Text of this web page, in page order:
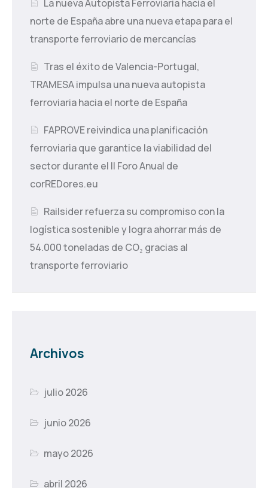
La nueva Autopista Ferroviaria hacia el
norte de España abre una nueva etapa para el
transporte ferroviario de mercancías
Tras el éxito de Valencia-Portugal,
TRAMESA impulsa una nueva autopista
ferroviaria hacia el norte de España
FAPROVE reivindica una planificación
ferroviaria que garantice la viabilidad del
sector durante el II Foro Anual de
corREDores.eu
Railsider refuerza su compromiso con la
logística sostenible y logra ahorrar más de
54.000 toneladas de CO₂ gracias al
transporte ferroviario
Archivos
julio 2026
junio 2026
mayo 2026
abril 2026